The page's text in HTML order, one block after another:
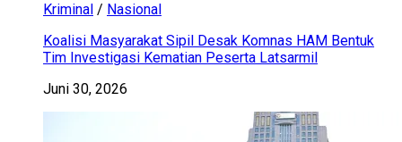
Kriminal / Nasional
Koalisi Masyarakat Sipil Desak Komnas HAM Bentuk
Tim Investigasi Kematian Peserta Latsarmil
Juni 30, 2026